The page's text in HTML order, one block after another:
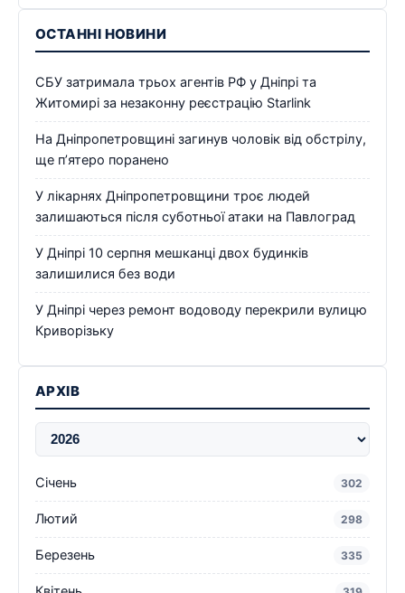
ОСТАННІ НОВИНИ
СБУ затримала трьох агентів РФ у Дніпрі та
Житомирі за незаконну реєстрацію Starlink
На Дніпропетровщині загинув чоловік від обстрілу,
ще п’ятеро поранено
У лікарнях Дніпропетровщини троє людей
залишаються після суботньої атаки на Павлоград
У Дніпрі 10 серпня мешканці двох будинків
залишилися без води
У Дніпрі через ремонт водоводу перекрили вулицю
Криворізьку
АРХІВ
Січень 302
Лютий 298
Березень 335